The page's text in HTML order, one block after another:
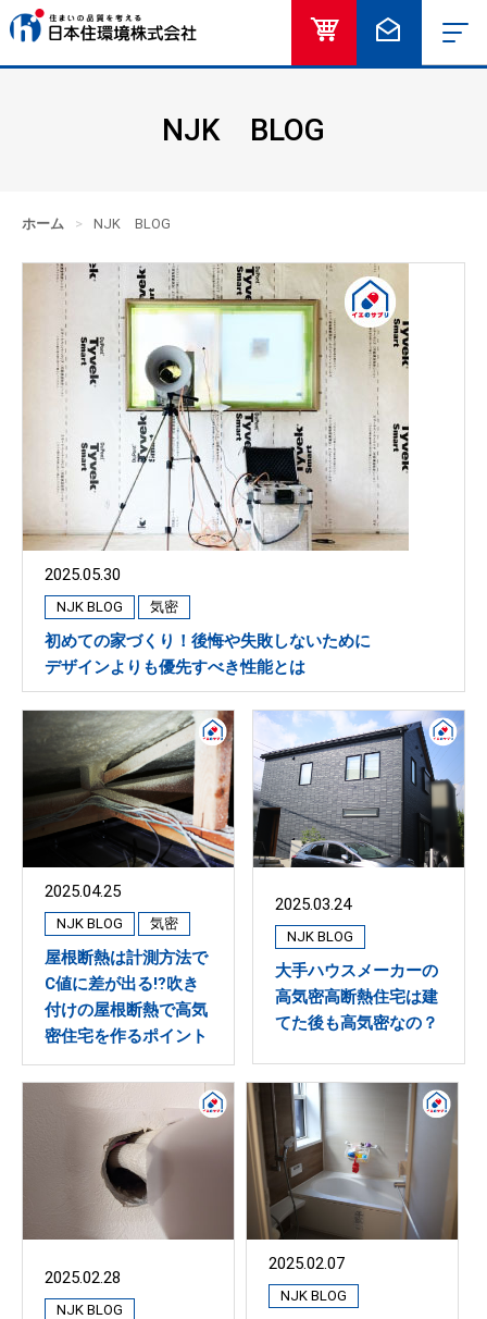
オンラインショ
NJK BLOG
ホーム > NJK BLOG
2025.05.30
NJK BLOG 気密
初めての家づくり！後悔や失敗しないために
デザインよりも優先すべき性能とは
2025.04.25
NJK BLOG 気密
屋根断熱は計測方法で
C値に差が出る⁉吹き
付けの屋根断熱で高気
密住宅を作るポイント
2025.03.24
NJK BLOG
大手ハウスメーカーの
高気密高断熱住宅は建
てた後も高気密なの？
2025.02.28
NJK BLOG
2025.02.07
NJK BLOG